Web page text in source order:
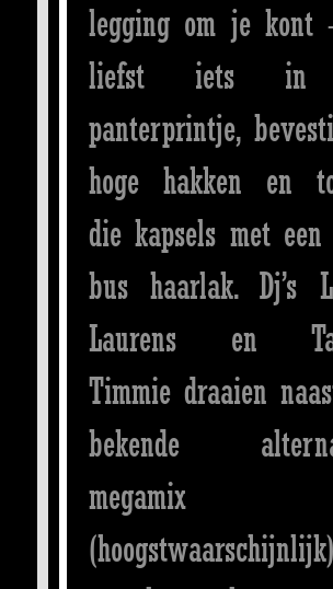
legging om je
liefst iets in
panterprintje,
hoge hakken en
die kapsels met
bus haarlak. Dj’s
Laurens en
Timmie draaien
bekende
megamix
(hoogstwaarschijnlijk)